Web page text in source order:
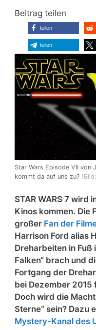
Beitrag teilen
teilen
teilen
Star Wars Episode VII von
kommt da auf uns zu?
STAR WARS 7 wird
Kinos kommen. Die
großer Fan der
Harrison Ford alias
Dreharbeiten in Fuß
Falken“ brach und
Fortgang der
bei Dezember 2015
Doch wird die
Sterne“ sein? Dazu
Mystery-Kanal des